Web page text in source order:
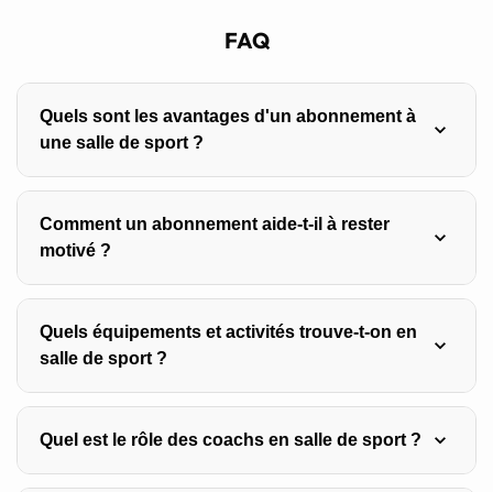
FAQ
Quels sont les avantages d'un abonnement à
une salle de sport ?
Un abonnement motive à s’engager régulièrement, donne
accès à divers équipements et cours, offre un
permet de suivre ses progrès.
Comment un abonnement aide-t-il à rester
motivé ?
En s’engageant financièrement, on se sent responsable
d’utiliser la salle, ce qui crée une routine et aide à
Quels équipements et activités trouve-t-on en
salle de sport ?
Les salles proposent une variété de machines et poids
Quel est le rôle des coachs en salle de sport ?